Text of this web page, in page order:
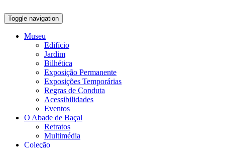
Toggle navigation
Museu
Edifício
Jardim
Bilhética
Exposição Permanente
Exposições Temporárias
Regras de Conduta
Acessibilidades
Eventos
O Abade de Baçal
Retratos
Multimédia
Coleção